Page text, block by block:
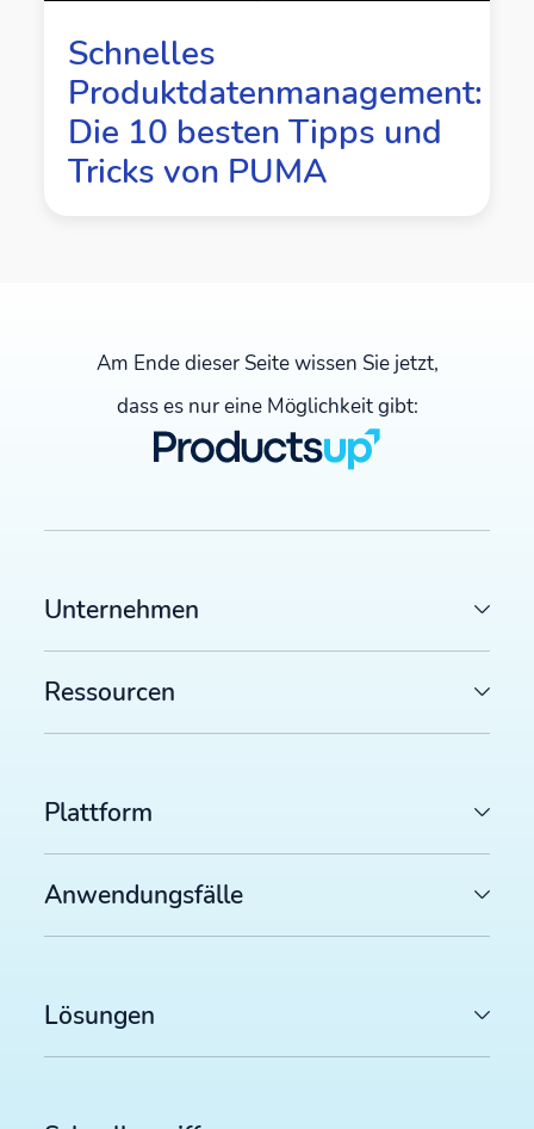
Schnelles
Produktdatenmanagement:
Die 10 besten Tipps und
Tricks von PUMA
Am Ende dieser Seite wissen Sie jetzt,
dass es nur eine Möglichkeit gibt:
Unternehmen
Ressourcen
Plattform
Anwendungsfälle
Lösungen